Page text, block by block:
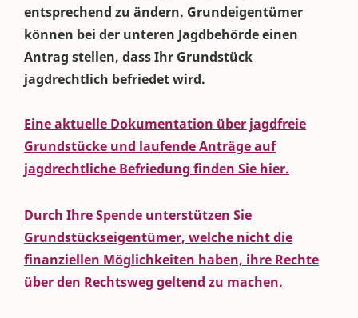
entsprechend zu ändern. Grundeigentümer
können bei der unteren Jagdbehörde einen
Antrag stellen, dass Ihr Grundstück
jagdrechtlich befriedet wird.
Eine aktuelle Dokumentation über jagdfreie
Grundstücke und laufende Anträge auf
jagdrechtliche Befriedung finden Sie hier.
Durch Ihre Spende unterstützen Sie
Grundstückseigentümer, welche nicht die
finanziellen Möglichkeiten haben, ihre Rechte
über den Rechtsweg geltend zu machen.